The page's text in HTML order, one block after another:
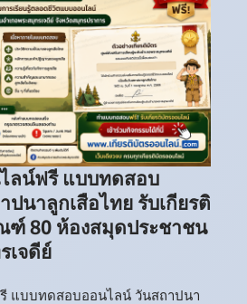
ลน์ฟรี แบบทดสอบ
นาลูกเสือไทย รับเกียรติ
ฑ์ 80 ห้องสมุดประชาชน
เจดีย์
แบบทดสอบออนไลน์ วันสถาปนา